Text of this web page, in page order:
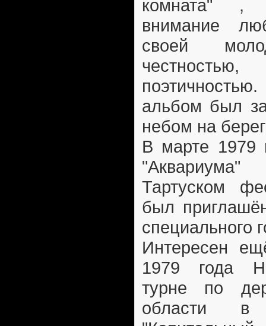
комната" ,
внимание
своей
альбом был
небом на
В марте 1979
Тартуском
был
специального
Интересен
1979 года
турне по
области в